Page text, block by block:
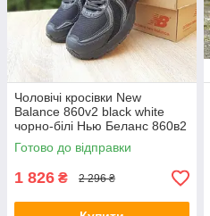
Чоловічі кросівки New
Balance 860v2 black white
чорно-білі Нью Беланс 860в2
комбіновані матеріали сітка
демісезон для хлопців
Готово до відправки
1 826 ₴ 2 296 ₴